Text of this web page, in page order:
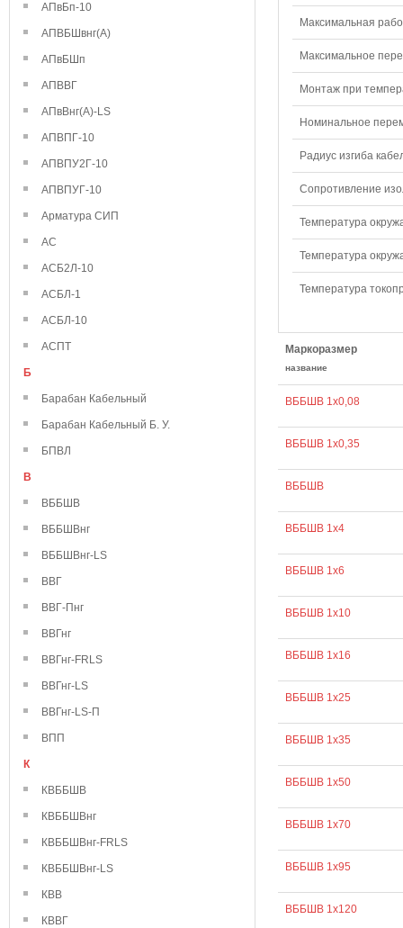
АПвБп-10
АПВБШвнг(А)
АПвБШп
АПВВГ
АПвВнг(А)-LS
АПВПГ-10
АПВПУ2Г-10
АПВПУГ-10
Арматура СИП
АС
АСБ2Л-10
АСБЛ-1
АСБЛ-10
АСПТ
Б
Барабан Кабельный
Барабан Кабельный Б. У.
БПВЛ
В
ВББШВ
ВББШВнг
ВББШВнг-LS
ВВГ
ВВГ-Пнг
ВВГнг
ВВГнг-FRLS
ВВГнг-LS
ВВГнг-LS-П
ВПП
К
КВББШВ
КВББШВнг
КВББШВнг-FRLS
КВББШВнг-LS
КВВ
КВВГ
Максимальная
Максимальное
Монтаж при
Номинальное
Радиус изгиба
Сопротивление
Температура
Температура
Температура
Маркоразмер
название
ВББШВ 1х0,08
ВББШВ 1х0,35
ВББШВ
ВББШВ 1х4
ВББШВ 1х6
ВББШВ 1х10
ВББШВ 1х16
ВББШВ 1х25
ВББШВ 1х35
ВББШВ 1х50
ВББШВ 1х70
ВББШВ 1х95
ВББШВ 1х120